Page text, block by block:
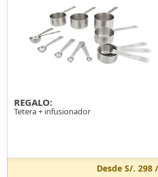
REGALO:
Tetera + infusionador
Desde S/. 298/